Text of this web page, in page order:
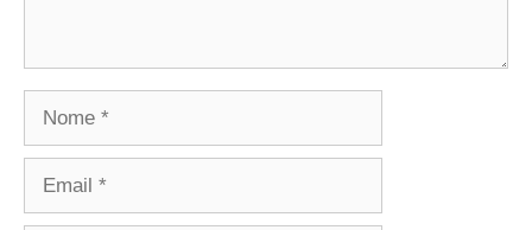
Nome
Email